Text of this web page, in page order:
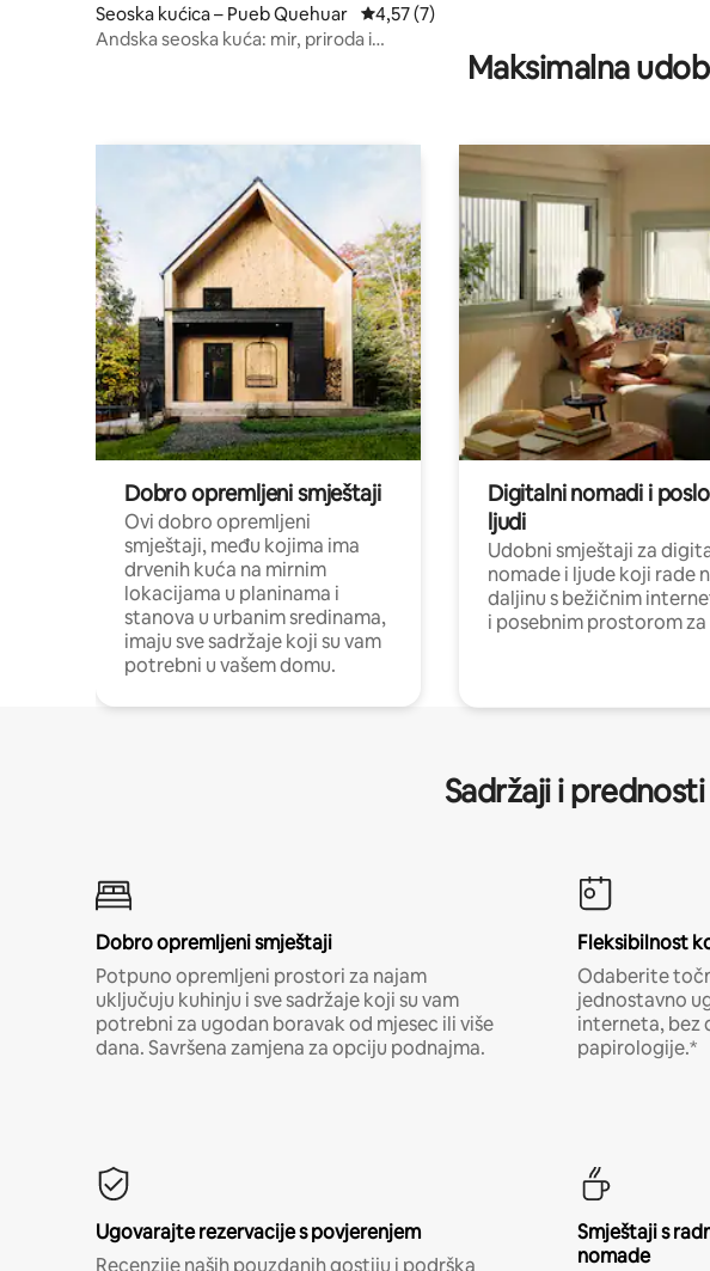
Seoska kućica – Pueb Quehuar Prosječna ocjena: 4,57/5, recenzija: 7
4,57 (7)
Andska seoska kuća: mir, priroda i
Maksimalna
Dobro opremljeni smještaji
Ovi dobro opremljeni
smještaji, među kojima ima
drvenih kuća na mirnim
lokacijama u planinama i
stanova u urbanim sredinama,
imaju sve sadržaje koji su vam
potrebni u vašem domu.
Digitalni nomadi i
ljudi
Udobni smještaji za
nomade i ljude koji rade
daljinu s bežičnim
i posebnim prostorom za
Sadržaji i
Dobro opremljeni smještaji
Potpuno opremljeni prostori za najam
uključuju kuhinju i sve sadržaje koji su vam
potrebni za ugodan boravak od mjesec ili više
dana. Savršena zamjena za opciju podnajma.
Fleksibilnost
Odaberite
jednostavno
interneta, bez
papirologije.*
Ugovarajte rezervacije s povjerenjem
Recenzije naših pouzdanih gostiju i podrška
Smještaji s
nomade